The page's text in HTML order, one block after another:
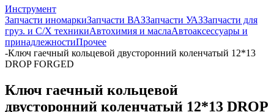
Инструмент
Запчасти иномаркиЗапчасти ВАЗЗапчасти УАЗЗапчасти для
груз. и С/Х техникиАвтохимия и маслаАвтоаксессуары и
принадлежностиПрочее
-Ключ гаечный кольцевой двусторонний коленчатый 12*13
DROP FORGED
Ключ гаечный кольцевой
двусторонний коленчатый 12*13 DROP